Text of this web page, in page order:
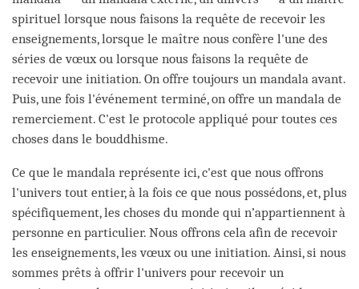
spirituel lorsque nous faisons la requête de recevoir les
enseignements, lorsque le maître nous confère l'une des
séries de vœux ou lorsque nous faisons la requête de
recevoir une initiation. On offre toujours un mandala avant.
Puis, une fois l'événement terminé, on offre un mandala de
remerciement. C'est le protocole appliqué pour toutes ces
choses dans le bouddhisme.
Ce que le mandala représente ici, c'est que nous offrons
l'univers tout entier, à la fois ce que nous possédons, et, plus
spécifiquement, les choses du monde qui n’appartiennent à
personne en particulier. Nous offrons cela afin de recevoir
les enseignements, les vœux ou une initiation. Ainsi, si nous
sommes prêts à offrir l'univers pour recevoir un